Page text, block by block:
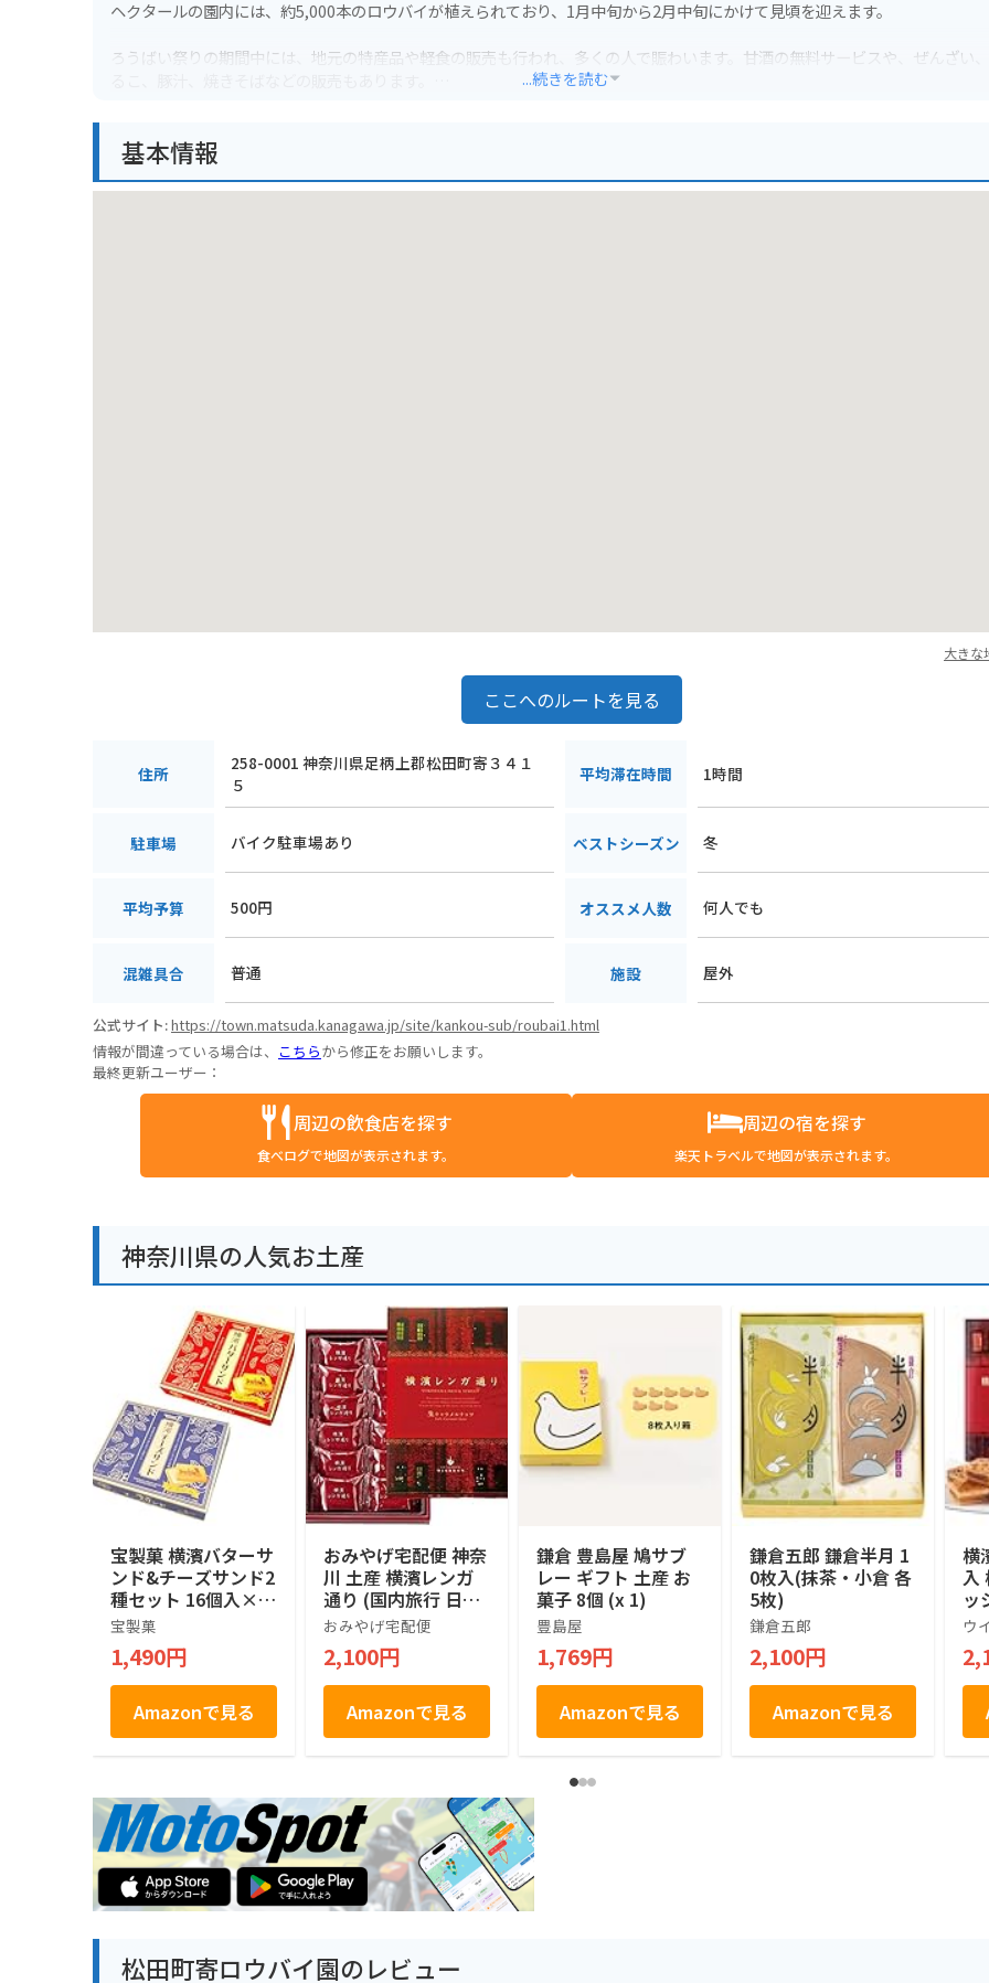
ヘクタールの園内には、約5,000本のロウバイが植えられており、1月中旬から2月中旬にかけて見頃を迎えます。
ろうばい祭りの期間中には、地元の特産品や軽食の販売も行われ、多くの人で賑わいます。甘酒の無料サービスや、ぜんざい、
りと歩くのは、まさに至福のひとときです。
バイクで訪れる場合は、園内には駐車場がないため、近隣の公共駐車場を利用する必要があります。松田町役場駐車場や、松
...続きを読む
基本情報
大きな
ここへのルートを見る
住所
258-0001 神奈川県足柄上郡松田町寄３４１
５
平均滞在時間 1時間
駐車場 バイク駐車場あり ベストシーズン 冬
平均予算 500円 オススメ人数 何人でも
混雑具合 普通 施設 屋外
公式サイト:https://town.matsuda.kanagawa.jp/site/kankou-sub/roubai1.html
情報が間違っている場合は、 こちらから修正をお願いします。
最終更新ユーザー：
周辺の飲食店を探す
食べログで地図が表示されます。
周辺の宿を探す
楽天トラベルで地図が表示されます。
神奈川県の人気お土産
宝製菓 横濱バターサ
ンド&チーズサンド2
種セット 16個入×2
箱
宝製菓
1,490円
Amazonで見る
おみやげ宅配便 神奈
川 土産 横濱レンガ
通り (国内旅行 日本
神奈川 お土産）
おみやげ宅配便
2,100円
Amazonで見る
鎌倉 豊島屋 鳩サブ
レー ギフト 土産 お
菓子 8個 (x 1)
豊島屋
1,769円
Amazonで見る
鎌倉五郎 鎌倉半月 1
0枚入(抹茶・小倉 各
5枚)
鎌倉五郎
2,100円
Amazonで見る
横
入
ッ
せ
菓
お
土
ウ
松田町寄ロウバイ園のレビュー